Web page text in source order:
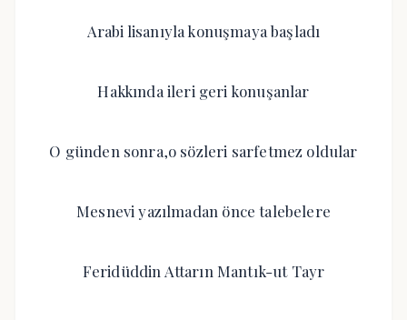
Arabi lisanıyla konuşmaya başladı
Hakkında ileri geri konuşanlar
O günden sonra,o sözleri sarfetmez oldular
Mesnevi yazılmadan önce talebelere
Feridüddin Attarın Mantık-ut Tayr